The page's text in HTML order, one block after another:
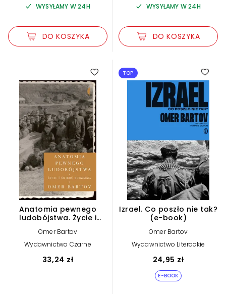
WYSYŁAMY W 24H
DO KOSZYKA
WYSYŁAMY W 24H
DO KOSZYKA
Anatomia pewnego
ludobójstwa. Życie i
Omer Bartov
Wydawnictwo Czarne
33,24 zł
TOP
Izrael. Co poszło nie tak?
(e-book)
Omer Bartov
Wydawnictwo Literackie
24,95 zł
E-BOOK